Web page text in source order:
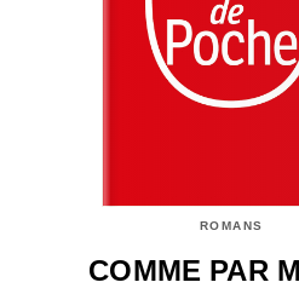
ROMANS
COMME PAR